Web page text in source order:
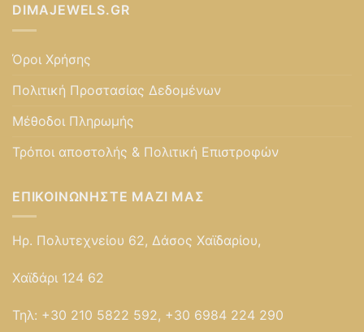
DIMAJEWELS.GR
Όροι Χρήσης
Πολιτική Προστασίας Δεδομένων
Μέθοδοι Πληρωμής
Τρόποι αποστολής & Πολιτική Επιστροφών
ΕΠΙΚΟΙΝΩΝΉΣΤΕ ΜΑΖΊ ΜΑΣ
Ηρ. Πολυτεχνείου 62, Δάσος Χαϊδαρίου,
Χαϊδάρι 124 62
Τηλ: +30 210 5822 592, +30 6984 224 290